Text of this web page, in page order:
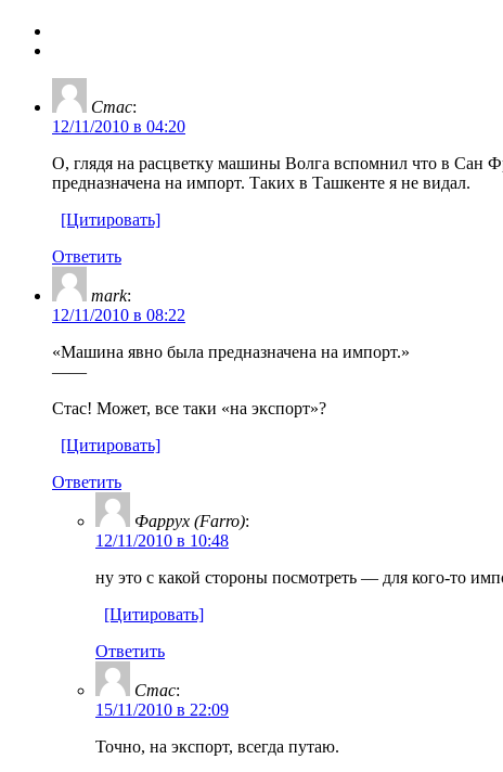
Стас:
12/11/2010 в 04:20
О, глядя на расцветку машины Волга вспомнил что в Сан
предназначена на импорт. Таких в Ташкенте я не видал.
[Цитировать]
Ответить
mark:
12/11/2010 в 08:22
«Машина явно была предназначена на импорт.»
——
Стас! Может, все таки «на экспорт»?
[Цитировать]
Ответить
Фаррух (Farro):
12/11/2010 в 10:48
ну это с какой стороны посмотреть — для кого-то
[Цитировать]
Ответить
Стас:
15/11/2010 в 22:09
Точно, на экспорт, всегда путаю.